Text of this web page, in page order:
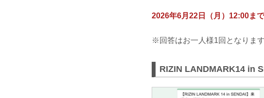
2026年6月22日（月）12:00まで
※回答はお一人様1回となります
RIZIN LANDMARK14 in